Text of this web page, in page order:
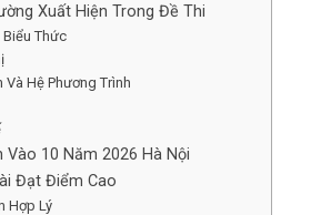
Xuất Hiện Trong Đề Thi
Biểu Thức
Và Hệ Phương Trình
10 Năm 2026 Hà Nội
Đạt Điểm Cao
Hợp Lý